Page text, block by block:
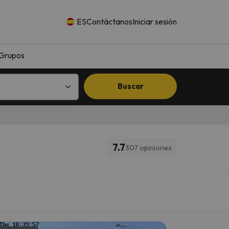
ESContáctanosIniciar sesión
Buscar
7.7307 opiniones